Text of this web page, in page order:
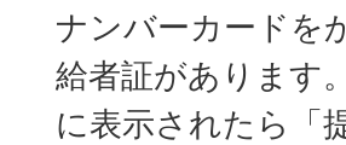
ナンバーカードを
給者証があります
に表示されたら「